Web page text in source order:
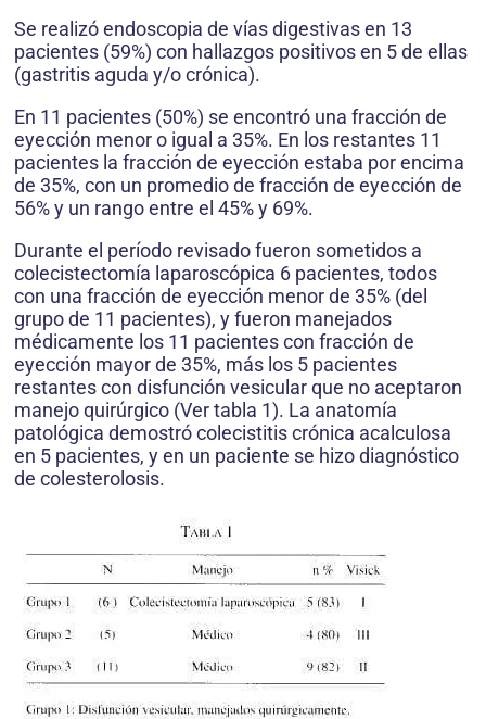
Se realizó endoscopia de vías digestivas en 13
pacientes (59%) con hallazgos positivos en 5 de ellas
(gastritis aguda y/o crónica).
En 11 pacientes (50%) se encontró una fracción de
eyección menor o igual a 35%. En los restantes 11
pacientes la fracción de eyección estaba por encima
de 35%, con un promedio de fracción de eyección de
56% y un rango entre el 45% y 69%.
Durante el período revisado fueron sometidos a
colecistectomía laparoscópica 6 pacientes, todos
con una fracción de eyección menor de 35% (del
grupo de 11 pacientes), y fueron manejados
médicamente los 11 pacientes con fracción de
eyección mayor de 35%, más los 5 pacientes
restantes con disfunción vesicular que no aceptaron
manejo quirúrgico (Ver tabla 1). La anatomía
patológica demostró colecistitis crónica acalculosa
en 5 pacientes, y en un paciente se hizo diagnóstico
de colesterolosis.